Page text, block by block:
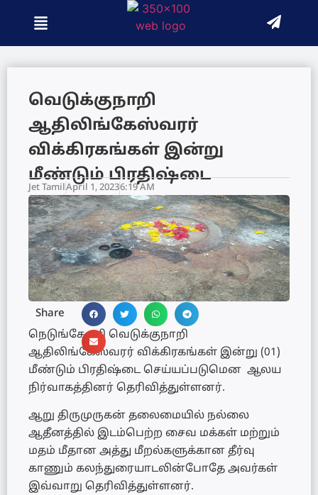
வெடுக்குநாறி
ஆதிலிங்கேஸ்வரர்
விக்கிரகங்கள் இன்று
மீண்டும் பிரதிஷ்டை
Jet TamilApril 1, 20236:19 AM
Share
நெடுங்கேணி வெடுக்குநாறி
ஆதிலிங்கேஸ்வரர் விக்கிரகங்கள் இன்று (01)
மீண்டும் பிரதிஷ்டை செய்யப்படுமென ஆலய
நிர்வாகத்தினர் தெரிவித்துள்ளனர்.
ஆறு திருமுருகன் தலைமையில் நல்லை
ஆதீனத்தில் இடம்பெற்ற சைவ மக்கள் மற்றும்
மதம் மீதான அத்து மீறல்களுக்கான தீர்வு
காணும் கலந்துரையாடலின்போதே அவர்கள்
இவ்வாறு தெரிவித்துள்ளனர்.